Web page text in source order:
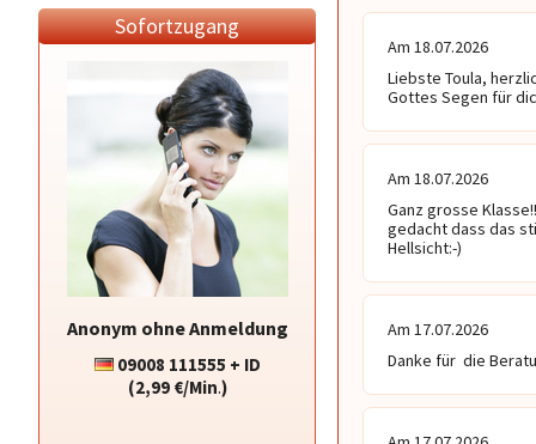
Sofortzugang
Anonym ohne Anmeldung
09008 111555 + ID
(2,99 €/Min.)
Am 18.07.2026
Liebste Toula,
Gottes Segen für
Am 18.07.2026
Ganz grosse
gedacht dass das
Hellsicht:-)
Am 17.07.2026
Danke für  die